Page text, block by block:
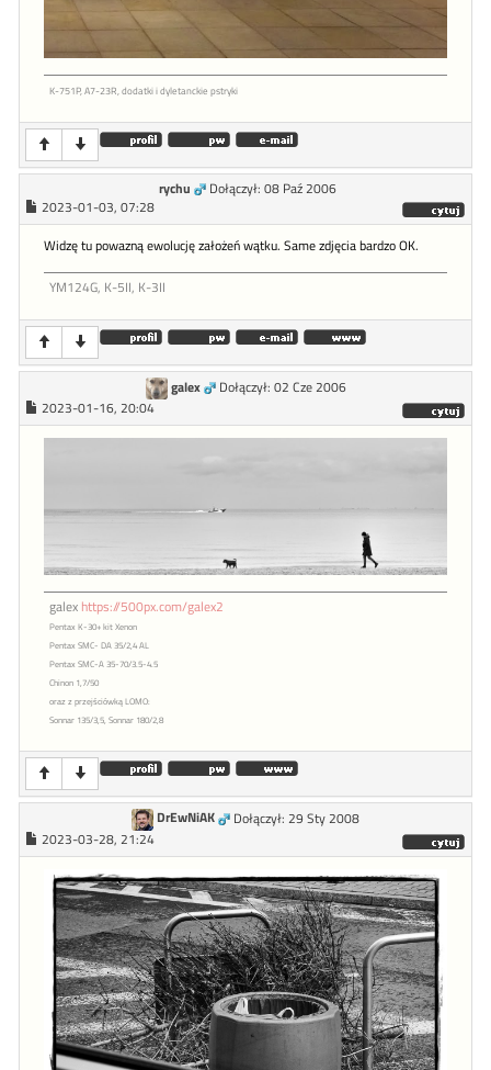
K-751P, A7-23R, dodatki i dyletanckie pstryki
rychu
Dołączył: 08 Paź 2006
2023-01-03, 07:28
Widzę tu powazną ewolucję założeń wątku. Same zdjęcia bardzo OK.
YM124G, K-5II, K-3II
galex
Dołączył: 02 Cze 2006
2023-01-16, 20:04
galex https://500px.com/galex2
Pentax K-30+ kit Xenon
Pentax SMC- DA 35/2,4 AL
Pentax SMC-A 35-70/3.5-4.5
Chinon 1,7/50
oraz z przejściówką LOMO:
Sonnar 135/3,5, Sonnar 180/2,8
DrEwNiAK
Dołączył: 29 Sty 2008
2023-03-28, 21:24